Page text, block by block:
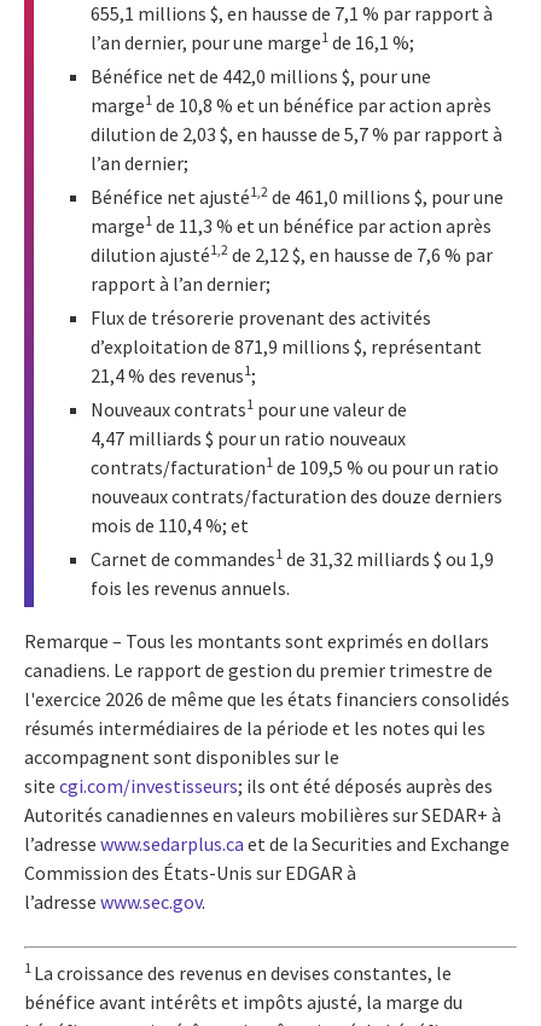
655,1 millions $, en hausse de 7,1 % par rapport à
l’an dernier, pour une marge1 de 16,1 %;
Bénéfice net de 442,0 millions $, pour une
marge1 de 10,8 % et un bénéfice par action après
dilution de 2,03 $, en hausse de 5,7 % par rapport à
l’an dernier;
Bénéfice net ajusté1,2 de 461,0 millions $, pour une
marge1 de 11,3 % et un bénéfice par action après
dilution ajusté1,2 de 2,12 $, en hausse de 7,6 % par
rapport à l’an dernier;
Flux de trésorerie provenant des activités
d’exploitation de 871,9 millions $, représentant
21,4 % des revenus1;
Nouveaux contrats1 pour une valeur de
4,47 milliards $ pour un ratio nouveaux
contrats/facturation1 de 109,5 % ou pour un ratio
nouveaux contrats/facturation des douze derniers
mois de 110,4 %; et
Carnet de commandes1 de 31,32 milliards $ ou 1,9
fois les revenus annuels.
Remarque – Tous les montants sont exprimés en dollars
canadiens. Le rapport de gestion du premier trimestre de
l'exercice 2026 de même que les états financiers consolidés
résumés intermédiaires de la période et les notes qui les
accompagnent sont disponibles sur le
site cgi.com/investisseurs; ils ont été déposés auprès des
Autorités canadiennes en valeurs mobilières sur SEDAR+ à
l’adresse www.sedarplus.ca et de la Securities and Exchange
Commission des États-Unis sur EDGAR à
l’adresse www.sec.gov.
1 La croissance des revenus en devises constantes, le
bénéfice avant intérêts et impôts ajusté, la marge du